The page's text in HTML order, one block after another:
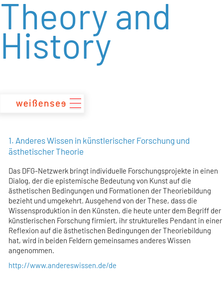
zum
Theory and
History
1. Anderes Wissen in künstlerischer Forschung und
ästhetischer Theorie
Das DFG-Netzwerk bringt individuelle Forschungsprojekte in einen
Dialog, der die epistemische Bedeutung von Kunst auf die
ästhetischen Bedingungen und Formationen der Theoriebildung
bezieht und umgekehrt. Ausgehend von der These, dass die
Wissensproduktion in den Künsten, die heute unter dem Begriff der
künstlerischen Forschung firmiert, ihr strukturelles Pendant in einer
Reflexion auf die ästhetischen Bedingungen der Theoriebildung
hat, wird in beiden Feldern gemeinsames anderes Wissen
angenommen.
http://www.andereswissen.de/de